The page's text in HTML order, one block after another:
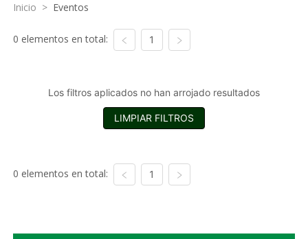
Inicio > Eventos
0 elementos en total: 1
Los filtros aplicados no han arrojado resultados
LIMPIAR FILTROS
0 elementos en total: 1